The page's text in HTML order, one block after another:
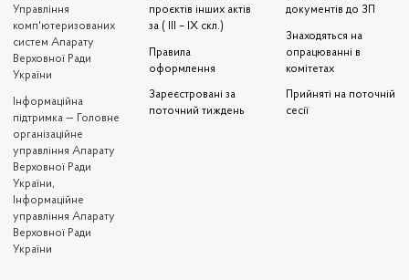
Управління
комп'ютеризованих
систем Апарату
Верховної Ради
України
Iнформаційна
підтримка — Головне
організаційне
управління Апарату
Верховної Ради
України,
Інформаційне
управління Апарату
Верховної Ради
України
проєктів інших актів
за ( III – IX скл.)
Правила
оформлення
Зареєстровані за
поточний тиждень
документів до ЗП
Знаходяться на
опрацюванні в
комітетах
Прийняті на поточній
сесії